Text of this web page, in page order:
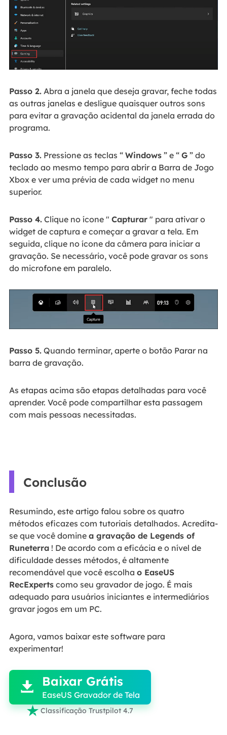
Passo 2.Abra a janela que deseja gravar, feche todas
as outras janelas e desligue quaisquer outros sons
para evitar a gravação acidental da janela errada do
programa.
Passo 3.Pressione as teclas “ Windows” e “ G” do
teclado ao mesmo tempo para abrir a Barra de Jogo
Xbox e ver uma prévia de cada widget no menu
superior.
Passo 4.Clique no ícone " Capturar" para ativar o
widget de captura e começar a gravar a tela. Em
seguida, clique no ícone da câmera para iniciar a
gravação. Se necessário, você pode gravar os sons
do microfone em paralelo.
Passo 5.Quando terminar, aperte o botão Parar na
barra de gravação.
As etapas acima são etapas detalhadas para você
aprender. Você pode compartilhar esta passagem
com mais pessoas necessitadas.
Conclusão
Resumindo, este artigo falou sobre os quatro
métodos eficazes com tutoriais detalhados. Acredita-
se que você domine a gravação de Legends of
Runeterra! De acordo com a eficácia e o nível de
dificuldade desses métodos, é altamente
recomendável que você escolha o EaseUS
RecExpertscomo seu gravador de jogo. É mais
adequado para usuários iniciantes e intermediários
gravar jogos em um PC.
Agora, vamos baixar este software para
experimentar!

 Baixar Grátis
EaseUS Gravador de Tela
 Classificação Trustpilot 4.7